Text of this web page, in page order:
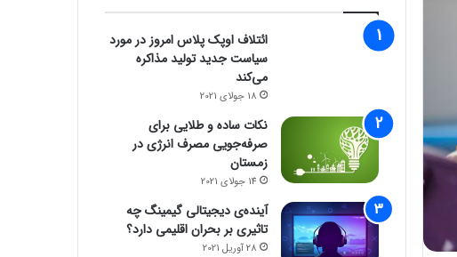
ائتلاف اوپک پلاس امروز در مورد
سیاست جدید تولید مذاکره
می‌کند
18 جولای 2021
نکات ساده و طلایی برای
صرفه‌جویی مصرف انرژی در
زمستان
14 جولای 2021
آینده‌ی دیجیتالی گیمینگ چه
تاثیری بر بحران اقلیمی دارد؟
28 آوریل 2021